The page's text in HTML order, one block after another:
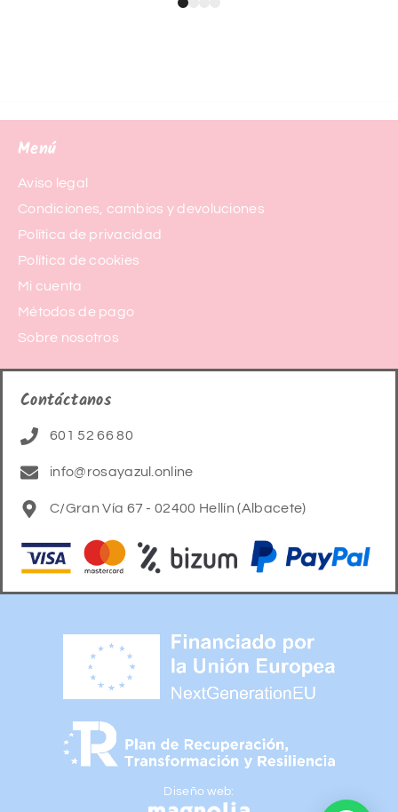
Menú
Aviso legal
Condiciones, cambios y devoluciones
Política de privacidad
Política de cookies
Mi cuenta
Métodos de pago
Sobre nosotros
Contáctanos
601 52 66 80
info@rosayazul.online
C/Gran Vía 67 - 02400 Hellín (Albacete)
Diseño web: